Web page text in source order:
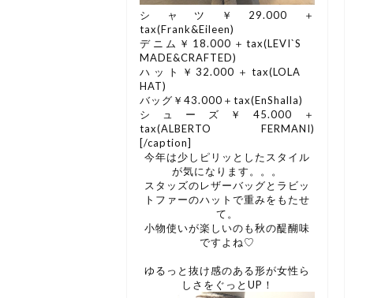
シャツ￥29.000＋
tax(Frank&Eileen)
デニム￥18.000＋tax(LEVI`S
MADE&CRAFTED)
ハット￥32.000＋tax(LOLA
HAT)
バッグ￥43.000＋tax(EnShalla)
シューズ￥45.000＋
tax(ALBERTO FERMANI)
[/caption]
今年は少しピリッとしたスタイル
が気になります。。。
スタッズのレザーバッグとラビッ
トファーのハットで重みをもたせ
て。
小物使いが楽しいのも秋の醍醐味
ですよね♡
ゆるっと抜け感のある形が女性ら
しさをぐっとUP！